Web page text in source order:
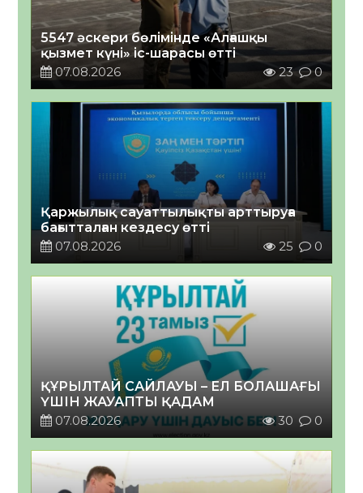
5547 әскери бөлімінде «Алғашқы
қызмет күні» іс-шарасы өтті
07.08.2026
23 0
Қаржылық сауаттылықты арттыруға
бағытталған кездесу өтті
07.08.2026
25 0
ҚҰРЫЛТАЙ САЙЛАУЫ – ЕЛ БОЛАШАҒЫ
ҮШІН ЖАУАПТЫ ҚАДАМ
07.08.2026
30 0